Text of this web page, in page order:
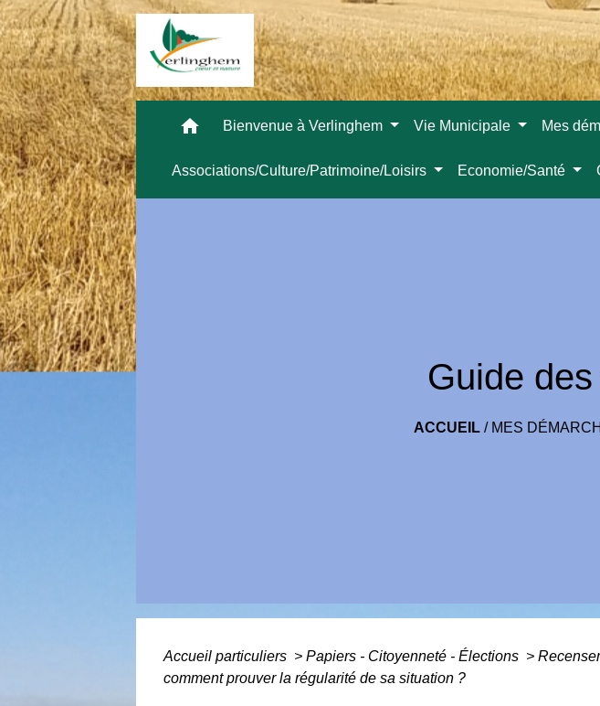
home Bienvenue à Verlinghem Vie Municipale Mes
Associations/Culture/Patrimoine/Loisirs Economie/Santé
Guide
ACCUEIL/ MES
Accueil particuliers > Papiers - Citoyenneté - Élections >
comment prouver la régularité de sa situation ?